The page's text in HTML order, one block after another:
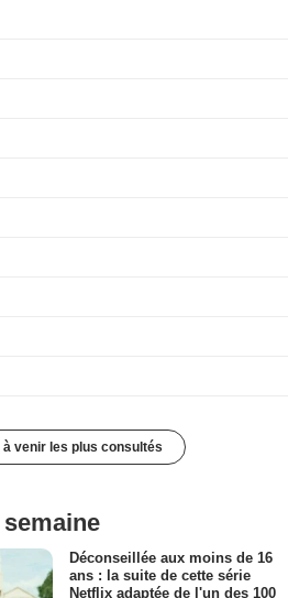
venir les plus consultés
Déconseillée aux moins de 16
ans : la suite de cette série
Netflix adaptée de l'un des 100